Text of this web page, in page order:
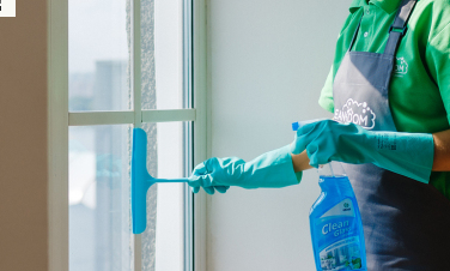
данных ознакомлен(-а) и даюсогласие
информации о скидках и акциях
Используем свои
Приезжаем на уборку с
профессиональными